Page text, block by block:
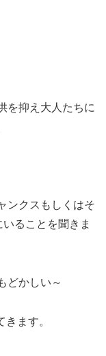
を抑え大人たちに
ンクスもしくはそ
ることを聞きま
どかしい～
ます。